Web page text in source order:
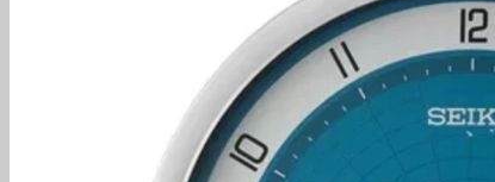
Baume & Mercier
Frederique Constant
Maurice Lacroix
Certina
Rado
Candino